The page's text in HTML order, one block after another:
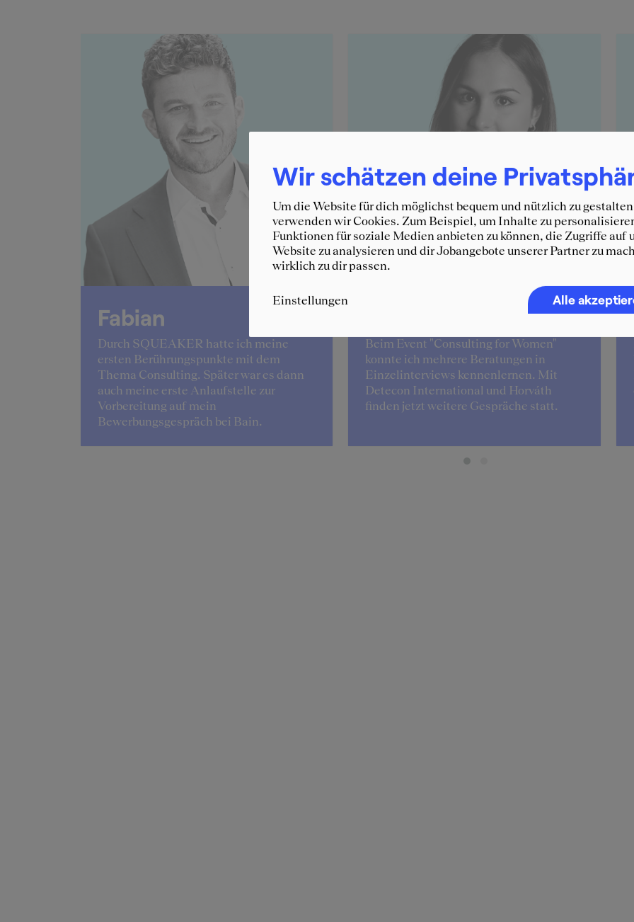
Fabian
Durch SQUEAKER hatte ich meine
ersten Berührungspunkte mit dem
Thema Consulting. Später war es dann
auch meine erste Anlaufstelle zur
Vorbereitung auf mein
Bewerbungsgespräch bei Bain.
Beim Event "Consulting for Women"
konnte ich mehrere Beratungen in
Einzelinterviews kennenlernen. Mit
Detecon International und Horváth
finden jetzt weitere Gespräche statt.
Wir schätzen deine
Um die Website für dich möglichst bequem und nützlich zu
verwenden wir Cookies. Zum Beispiel, um Inhalte zu
Funktionen für soziale Medien anbieten zu können, die Zugriffe auf
Website zu analysieren und dir Jobangebote unserer Partner zu
wirklich zu dir passen.
Einstellungen Alle